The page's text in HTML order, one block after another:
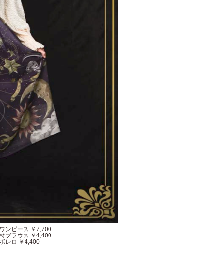
ンピース ￥7,700
ブラウス ￥4,400
レロ ￥4,400